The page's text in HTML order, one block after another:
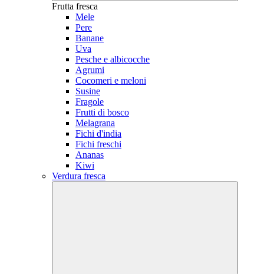
Frutta fresca
Mele
Pere
Banane
Uva
Pesche e albicocche
Agrumi
Cocomeri e meloni
Susine
Fragole
Frutti di bosco
Melagrana
Fichi d'india
Fichi freschi
Ananas
Kiwi
Verdura fresca